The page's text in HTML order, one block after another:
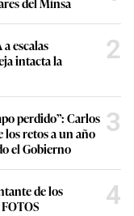
escalas
intacta la
2
perdido”: Carlos
los retos a un año
el Gobierno
3
de los
4